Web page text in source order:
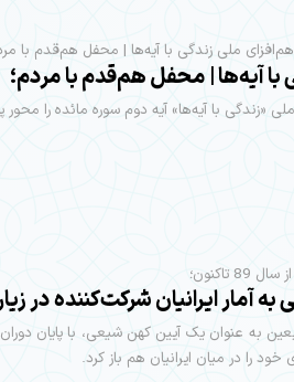
ملی زندگی با آیه‌ها | محفل هم‌قدم با
با آیه‌ها | محفل هم‌قدم با مردم؛
«زندگی با آیه‌ها» آیه دوم سوره مائده را محور
تاکنون؛
به آمار ایرانیان شرکت‌کننده در
به عنوان یک آیین کهن شیعی، با پایان
خود را در میان ایرانیان هم باز کرد.